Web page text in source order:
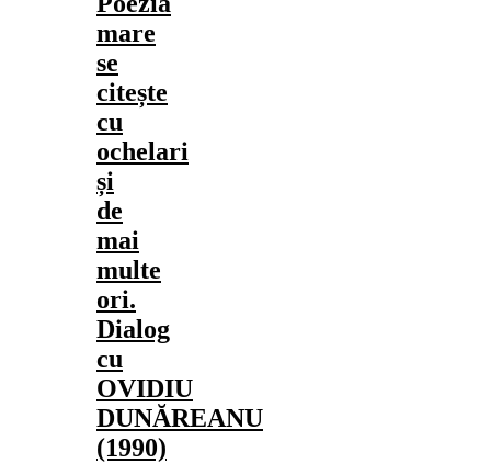
mare
se
citește
cu
ochelari
și
de
mai
multe
ori.
Dialog
cu
OVIDIU
DUNĂREANU
(1990)